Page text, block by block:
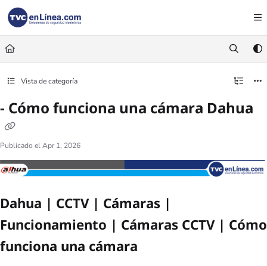
Documentation Index
Fetch the complete documentation index at:
Use this file to discover all available pages before exploring further.
Vista de categoría
- Cómo funciona una cámara Dahua
Publicado el Apr 1, 2026
Dahua | CCTV | Cámaras |
Funcionamiento | Cámaras CCTV | Cómo
funciona una cámara